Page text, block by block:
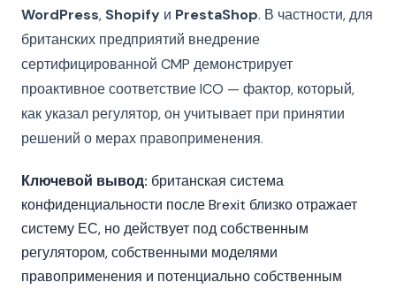
WordPress, Shopify и PrestaShop. В частности, для
британских предприятий внедрение
сертифицированной CMP демонстрирует
проактивное соответствие ICO — фактор, который,
как указал регулятор, он учитывает при принятии
решений о мерах правоприменения.
Ключевой вывод: британская система
конфиденциальности после Brexit близко отражает
систему ЕС, но действует под собственным
регулятором, собственными моделями
правоприменения и потенциально собственным